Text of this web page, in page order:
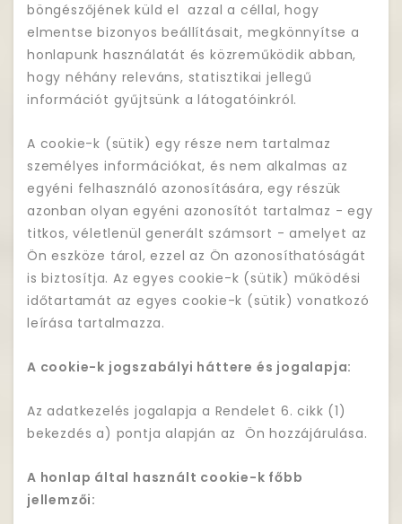
böngészőjének küld el azzal a céllal, hogy
elmentse bizonyos beállításait, megkönnyítse a
honlapunk használatát és közreműködik abban,
hogy néhány releváns, statisztikai jellegű
információt gyűjtsünk a látogatóinkról.
A cookie-k (sütik) egy része nem tartalmaz
személyes információkat, és nem alkalmas az
egyéni felhasználó azonosítására, egy részük
azonban olyan egyéni azonosítót tartalmaz - egy
titkos, véletlenül generált számsort - amelyet az
Ön eszköze tárol, ezzel az Ön azonosíthatóságát
is biztosítja. Az egyes cookie-k (sütik) működési
időtartamát az egyes cookie-k (sütik) vonatkozó
leírása tartalmazza.
A cookie-k jogszabályi háttere és jogalapja:
Az adatkezelés jogalapja a Rendelet 6. cikk (1)
bekezdés a) pontja alapján az Ön hozzájárulása.
A honlap által használt cookie-k főbb
jellemzői: